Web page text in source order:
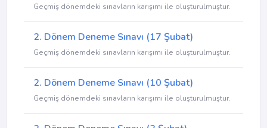
Geçmiş dönemdeki sınavların karışımı ile oluşturulmuştur.
2. Dönem Deneme Sınavı (17 Şubat)
Geçmiş dönemdeki sınavların karışımı ile oluşturulmuştur.
2. Dönem Deneme Sınavı (10 Şubat)
Geçmiş dönemdeki sınavların karışımı ile oluşturulmuştur.